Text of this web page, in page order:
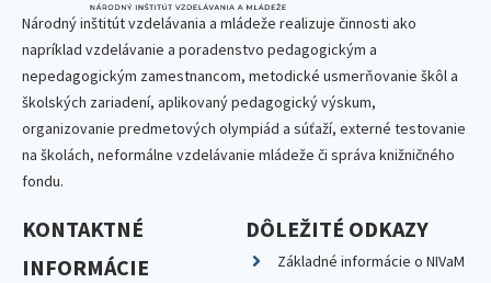
Národný inštitút vzdelávania a mládeže realizuje činnosti ako
napríklad vzdelávanie a poradenstvo pedagogickým a
nepedagogickým zamestnancom, metodické usmerňovanie škôl a
školských zariadení, aplikovaný pedagogický výskum,
organizovanie predmetových olympiád a súťaží, externé testovanie
na školách, neformálne vzdelávanie mládeže či správa knižničného
fondu.
KONTAKTNÉ
INFORMÁCIE
DÔLEŽITÉ ODKAZY
Základné informácie o NIVaM